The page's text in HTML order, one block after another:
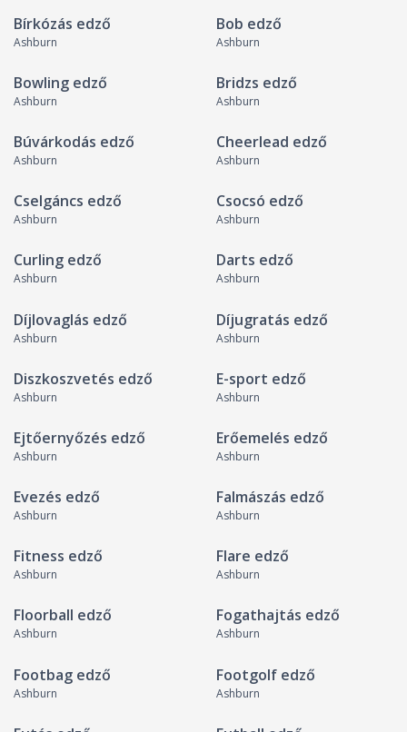
Bírkózás edző
Ashburn
Bob edző
Ashburn
Bowling edző
Ashburn
Bridzs edző
Ashburn
Búvárkodás edző
Ashburn
Cheerlead edző
Ashburn
Cselgáncs edző
Ashburn
Csocsó edző
Ashburn
Curling edző
Ashburn
Darts edző
Ashburn
Díjlovaglás edző
Ashburn
Díjugratás edző
Ashburn
Diszkoszvetés edző
Ashburn
E-sport edző
Ashburn
Ejtőernyőzés edző
Ashburn
Erőemelés edző
Ashburn
Evezés edző
Ashburn
Falmászás edző
Ashburn
Fitness edző
Ashburn
Flare edző
Ashburn
Floorball edző
Ashburn
Fogathajtás edző
Ashburn
Footbag edző
Ashburn
Footgolf edző
Ashburn